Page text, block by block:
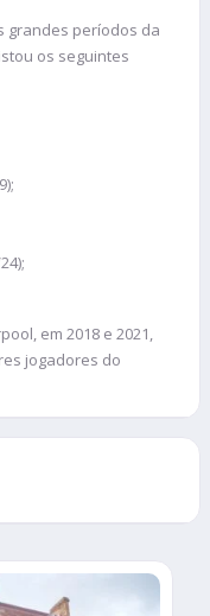
grandes períodos da
os seguintes
em 2018 e 2021,
jogadores do